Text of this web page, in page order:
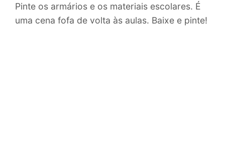
Pinte os armários e os materiais escolares. É
uma cena fofa de volta às aulas. Baixe e pinte!